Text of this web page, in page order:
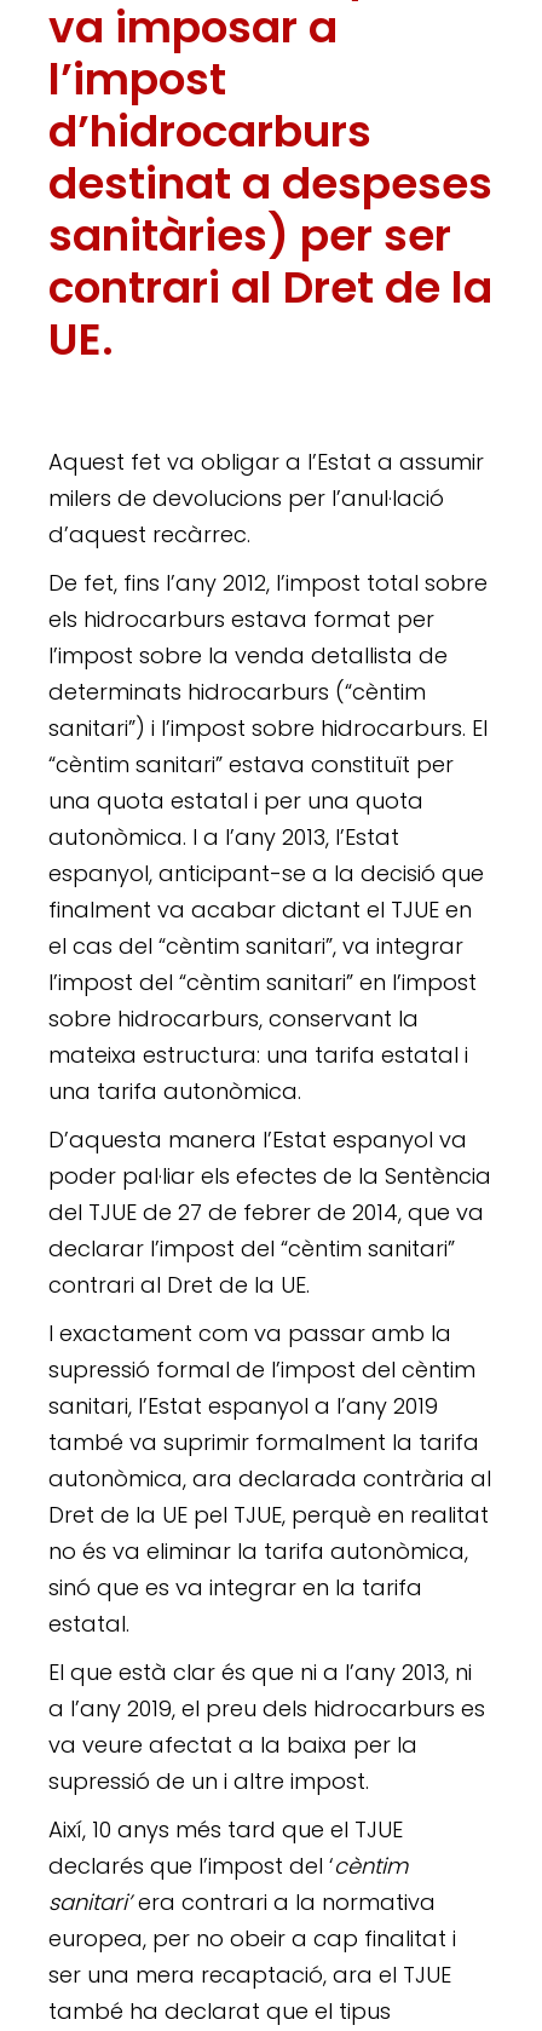
va imposar a
l’impost
d’hidrocarburs
destinat a despeses
sanitàries) per ser
contrari al Dret de la
UE.
Aquest fet va obligar a l’Estat a assumir
milers de devolucions per l’anul·lació
d’aquest recàrrec.
De fet, fins l’any 2012, l’impost total sobre
els hidrocarburs estava format per
l’impost sobre la venda detallista de
determinats hidrocarburs (“cèntim
sanitari”) i l’impost sobre hidrocarburs. El
“cèntim sanitari” estava constituït per
una quota estatal i per una quota
autonòmica. I a l’any 2013, l’Estat
espanyol, anticipant-se a la decisió que
finalment va acabar dictant el TJUE en
el cas del “cèntim sanitari”, va integrar
l’impost del “cèntim sanitari” en l’impost
sobre hidrocarburs, conservant la
mateixa estructura: una tarifa estatal i
una tarifa autonòmica.
D’aquesta manera l’Estat espanyol va
poder pal·liar els efectes de la Sentència
del TJUE de 27 de febrer de 2014, que va
declarar l’impost del “cèntim sanitari”
contrari al Dret de la UE.
I exactament com va passar amb la
supressió formal de l’impost del cèntim
sanitari, l’Estat espanyol a l’any 2019
també va suprimir formalment la tarifa
autonòmica, ara declarada contrària al
Dret de la UE pel TJUE, perquè en realitat
no és va eliminar la tarifa autonòmica,
sinó que es va integrar en la tarifa
estatal.
El que està clar és que ni a l’any 2013, ni
a l’any 2019, el preu dels hidrocarburs es
va veure afectat a la baixa per la
supressió de un i altre impost.
Així, 10 anys més tard que el TJUE
declarés que l’impost del ‘cèntim
sanitari’era contrari a la normativa
europea, per no obeir a cap finalitat i
ser una mera recaptació, ara el TJUE
també ha declarat que el tipus